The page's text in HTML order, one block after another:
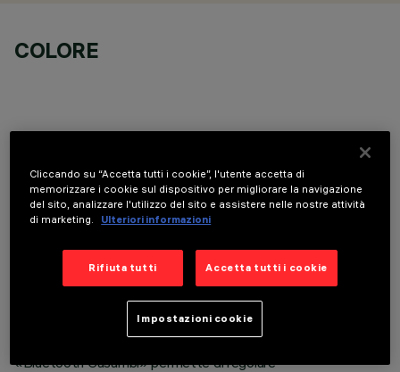
COLORE
DATI TECNICI
ULTIMO AGGIORNAMENTO: 07/08/2026
DESCRIZIONE
Modulo lineare fisso a 10 elementi ottici completo di
adattatore per installazione su binario Superrail LV.
L’adattatore in materiale termoplasticoinclude il circuito driver
DC/DC con protocollo Bluetooth. La tecnologia integrata
«Bluetooth Casambi» permette di regolare
Cliccando su “Accetta tutti i cookie”, l'utente accetta di
memorizzare i cookie sul dispositivo per migliorare la navigazione
del sito, analizzare l'utilizzo del sito e assistere nelle nostre attività
di marketing.
Ulteriori informazioni
Rifiuta tutti Accetta tutti i cookie
Impostazioni cookie